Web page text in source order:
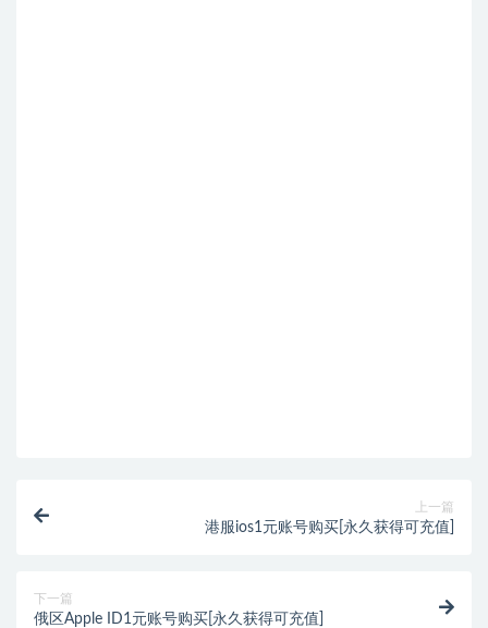
上一篇
港服ios1元账号购买[永久获得可充值]
下一篇
俄区Apple ID1元账号购买[永久获得可充值]